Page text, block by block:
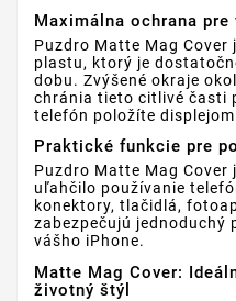
Maximálna ochrana
Puzdro Matte Mag Cover
plastu, ktorý je
dobu. Zvýšené okraje
chránia tieto citlivé časti
telefón položíte
Praktické funkcie pre
Puzdro Matte Mag
uľahčilo používanie
konektory, tlačidlá,
zabezpečujú jednoduchý
vášho iPhone.
Matte Mag Cover:
životný štýl